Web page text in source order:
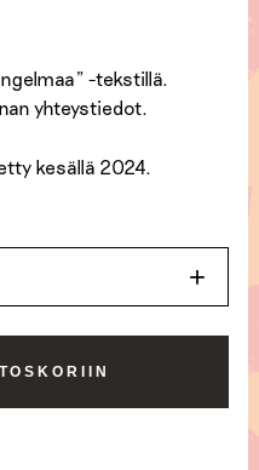
-tekstillä.
yhteystiedot.
kesällä 2024.
+